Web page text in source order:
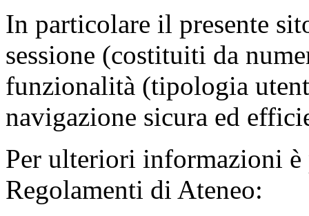
In particolare il presente
sessione (costituiti da
funzionalità (tipologia
navigazione sicura ed
Per ulteriori informazioni è
Regolamenti di Ateneo: